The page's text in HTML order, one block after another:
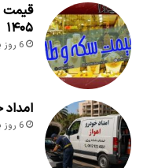
۱۴۰۵
6 روز پیش
امداد
6 روز پیش